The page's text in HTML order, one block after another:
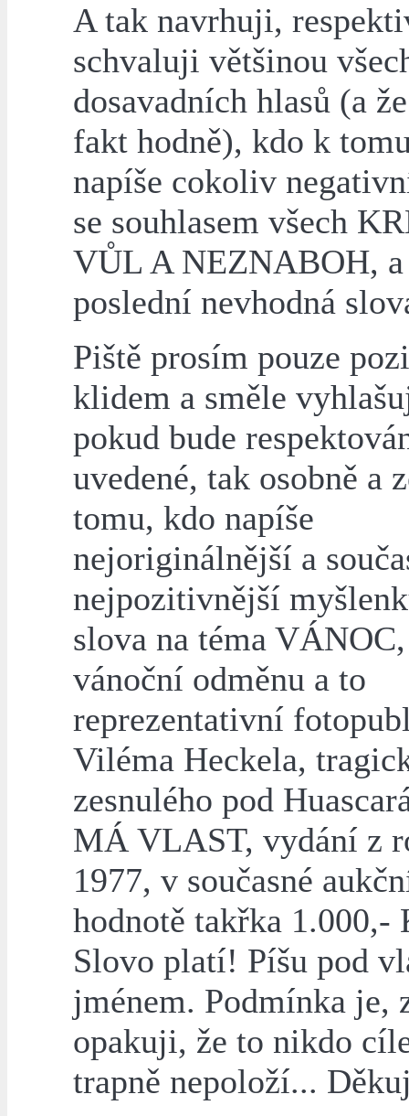
A tak navrhuji,
schvaluji většinou
dosavadních hlasů (a
fakt hodně), kdo k
napíše cokoliv
se souhlasem všech
VŮL A NEZNABOH,
poslední nevhodná
Piště prosím pouze
klidem a směle
pokud bude
uvedené, tak osobně a
tomu, kdo napíše
nejoriginálnější a
nejpozitivnější
slova na téma
vánoční odměnu a to
reprezentativní
Viléma Heckela,
zesnulého pod
MÁ VLAST, vydání z
1977, v současné
hodnotě takřka 1.000,-
Slovo platí! Píšu pod
jménem. Podmínka je,
opakuji, že to nikdo
trapně nepoloží...